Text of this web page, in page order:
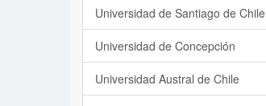
Universidad de Santiago de Chile
Universidad de Concepción
Universidad Austral de Chile